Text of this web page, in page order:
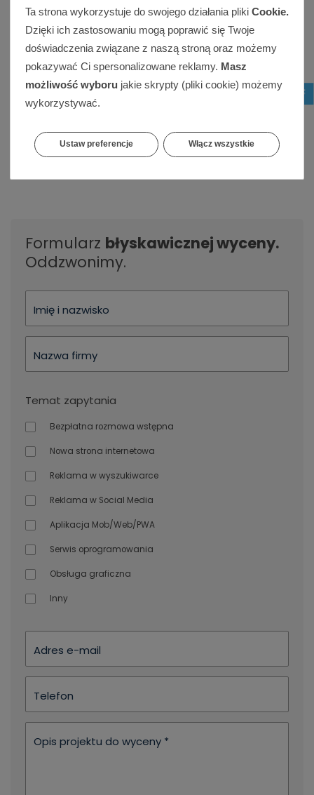
Ta strona wykorzystuje do swojego działania pliki Cookie.
Dzięki ich zastosowaniu mogą poprawić się Twoje
doświadczenia związane z naszą stroną oraz możemy
pokazywać Ci spersonalizowane reklamy. Masz
możliwość wyboru jakie skrypty (pliki cookie) możemy
wykorzystywać.
Ustaw preferencje Włącz wszystkie
Formularz błyskawicznej wyceny.
Oddzwonimy.
Imię i nazwisko
Nazwa firmy
Temat zapytania
Bezpłatna rozmowa wstępna
Nowa strona internetowa
Reklama w wyszukiwarce
Reklama w Social Media
Aplikacja Mob/Web/PWA
Serwis oprogramowania
Obsługa graficzna
Inny
Adres e-mail
Telefon
Opis projektu do wyceny *